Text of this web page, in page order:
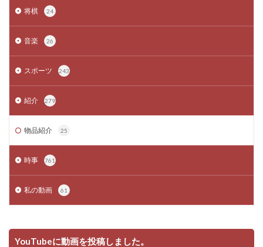
将棋 24
音楽 26
スポーツ 243
紹介 279
物品紹介 25
時事 761
私の動画 61
YouTubeに動画を投稿しました。